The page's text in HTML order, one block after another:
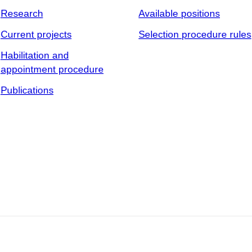
Research
Current projects
Habilitation and
appointment procedure
Publications
Available positions
Selection procedure rules